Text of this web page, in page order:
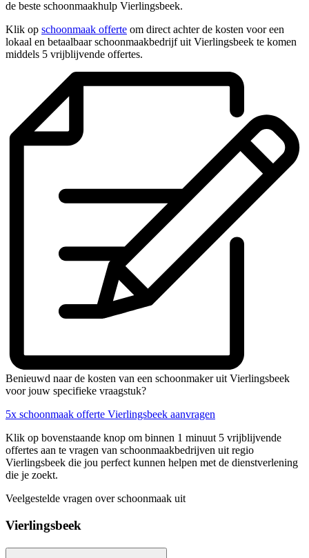
de beste schoonmaakhulp Vierlingsbeek.
Klik op schoonmaak offerte om direct achter de kosten voor een
lokaal en betaalbaar schoonmaakbedrijf uit Vierlingsbeek te komen
middels 5 vrijblijvende offertes.
Benieuwd naar de kosten van een schoonmaker uit Vierlingsbeek
voor jouw specifieke vraagstuk?
5x schoonmaak offerte Vierlingsbeek aanvragen
Klik op bovenstaande knop om binnen 1 minuut 5 vrijblijvende
offertes aan te vragen van schoonmaakbedrijven uit regio
Vierlingsbeek die jou perfect kunnen helpen met de dienstverlening
die je zoekt.
Veelgestelde vragen over schoonmaak uit
Vierlingsbeek